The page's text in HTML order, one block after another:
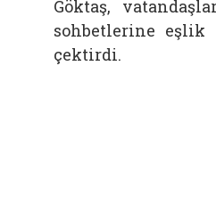
Göktaş,
sohbetlerine eşlik
çektirdi.